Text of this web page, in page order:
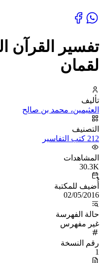
تفسير القرآن
لقمان
تأليف
العثيمين، محمد بن صالح
التصنيف
212 كتب التفاسير
المشاهدات
30.3K
أُضيف للمكتبة
02/05/2016
حالة الفهرسة
غير مفهرس
رقم النسخة
1